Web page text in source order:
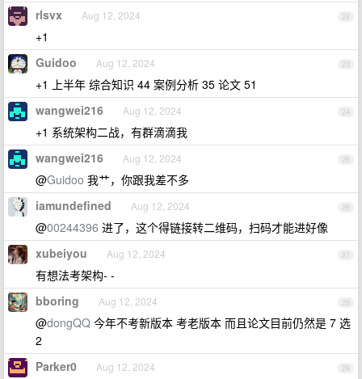
22
rlsvx Aug 12, 2024
+1
23
Guidoo Aug 12, 2024
+1 上半年 综合知识 44 案例分析 35 论文 51
24
wangwei216 Aug 12, 2024
+1 系统架构二战，有群滴滴我
25
wangwei216 Aug 12, 2024
@Guidoo 我艹，你跟我差不多
26
iamundefined Aug 12, 2024
@00244396 进了，这个得链接转二维码，扫码才能进好像
27
xubeiyou Aug 12, 2024
有想法考架构- -
28
bboring Aug 12, 2024
@dongQQ 今年不考新版本 考老版本 而且论文目前仍然是 7 选
2
29
Parker0 Aug 12, 2024